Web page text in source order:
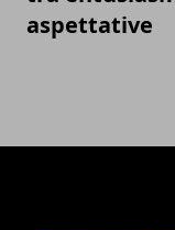
aspettative